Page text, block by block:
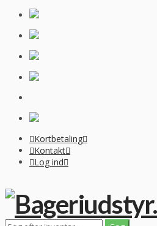
Kortbetaling
Kontakt
Log ind